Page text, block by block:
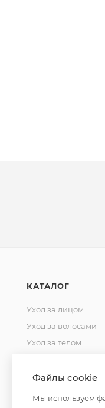
КАТАЛОГ
Уход за лицом
Уход за волосами
Уход за телом
Косметика для
Файлы cookie
Мы используем